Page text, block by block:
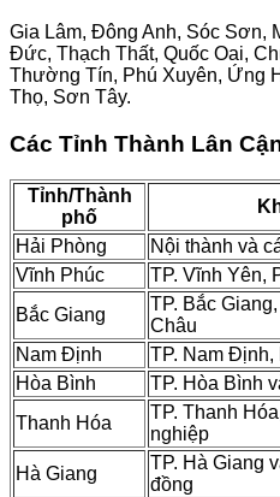
Gia Lâm, Đông Anh, Sóc Sơn,
Đức, Thạch Thất, Quốc Oai,
Thường Tín, Phú Xuyên, Ứng
Thọ, Sơn Tây.
Các Tỉnh Thành Lân
Tỉnh/Thành
phố
Hải Phòng
Nội thành và
Vĩnh Phúc
TP. Vĩnh Yên,
Bắc Giang
TP. Bắc
Châu
Nam Định
TP. Nam Định,
Hòa Bình
TP. Hòa Bình
Thanh Hóa
TP. Thanh
nghiệp
Hà Giang
TP. Hà Giang
đồng